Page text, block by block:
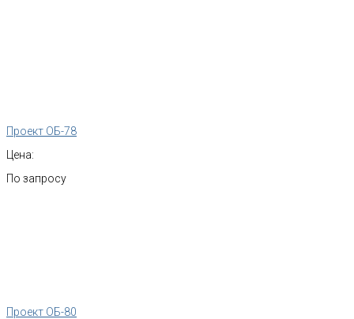
Проект ОБ-78
Цена:
По запросу
Проект ОБ-80